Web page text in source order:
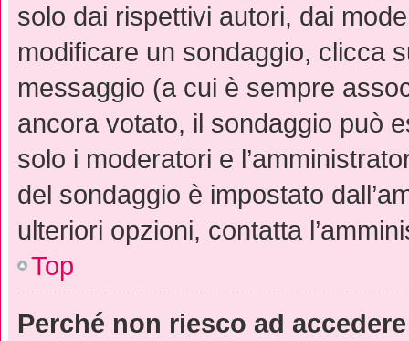
solo dai rispettivi autori, dai
modificare un sondaggio, clicca
messaggio (a cui è sempre
ancora votato, il sondaggio può
solo i moderatori e
del sondaggio è impostato
ulteriori opzioni, contatta
Top
Perché non riesco ad